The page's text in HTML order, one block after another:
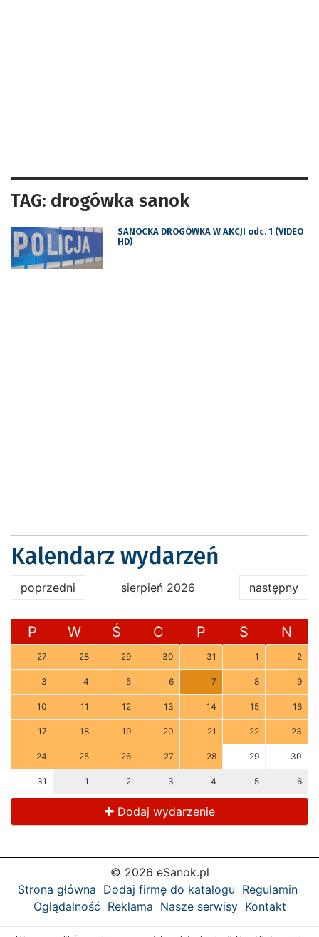
TAG: drogówka sanok
SANOCKA DROGÓWKA W AKCJI odc. 1 (VIDEO
HD)
Kalendarz wydarzeń
poprzedni sierpień 2026 następny
P W Ś C P S N
27 28 29 30 31 1 2
3 4 5 6 7 8 9
10 11 12 13 14 15 16
17 18 19 20 21 22 23
24 25 26 27 28 29 30
31 1 2 3 4 5 6
Dodaj wydarzenie
© 2026 eSanok.pl
Strona główna Dodaj firmę do katalogu Regulamin
Oglądalność Reklama Nasze serwisy Kontakt